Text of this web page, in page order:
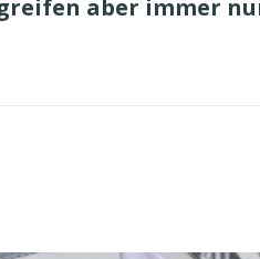
aber immer